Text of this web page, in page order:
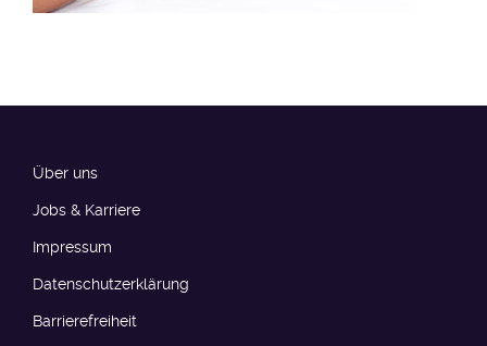
Über uns
Jobs & Karriere
Impressum
Datenschutzerklärung
Barrierefreiheit​​​